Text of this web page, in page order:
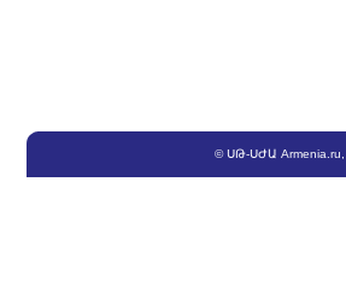
©ՍԹ-ՍԺԱ Armenia.ru